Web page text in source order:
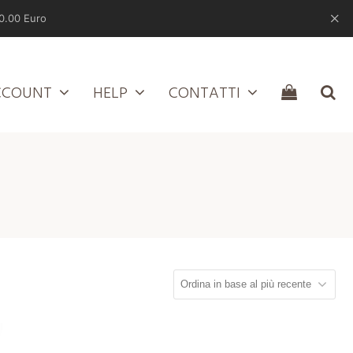
Euro
HELP CONTATTI